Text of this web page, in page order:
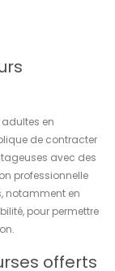
en
de contracter
avec des
professionnelle
notamment en
pour permettre
offerts